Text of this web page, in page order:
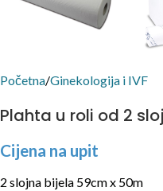
Početna/Ginekologija i IVF
Plahta u roli od 2
Cijena na upit
2 slojna bijela 59cm x 50m